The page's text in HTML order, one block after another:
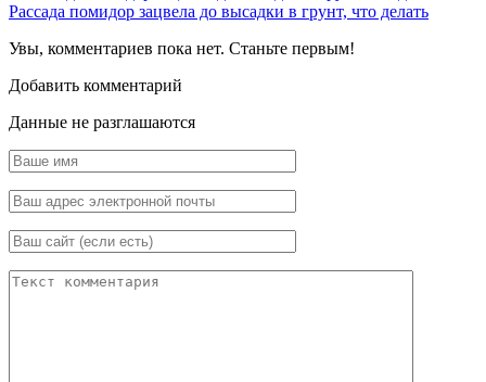
Рассада помидор зацвела до высадки в грунт, что делать
Увы, комментариев пока нет. Станьте первым!
Добавить комментарий
Данные не разглашаются